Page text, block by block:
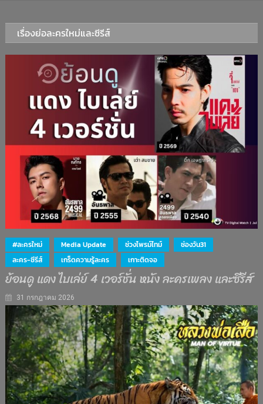
เรื่องย่อละครใหม่และซีรีส์
#ละครใหม่ Media Update ช่วงไพรม์ไทม์
ช่องวัน31
ละคร-ซีรีส์
เกร็ดความรู้ละคร เกาะติดจอ
ย้อนดู แดง ไบเล่ย์ 4 เวอร์ชั่น หนัง ละครเพลง และซีรีส์
31 กรกฎาคม 2026